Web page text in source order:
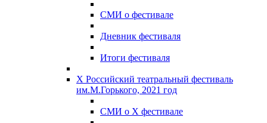
СМИ о фестивале
Дневник фестиваля
Итоги фестиваля
X Российский театральный фестиваль
им.М.Горького, 2021 год
СМИ о X фестивале